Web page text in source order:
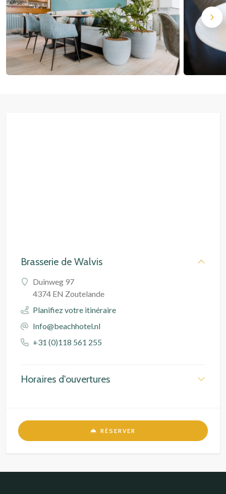
Brasserie de Walvis
Duinweg 97
4374 EN Zoutelande
Planifiez votre itinéraire
Info@beachhotel.nl
+31 (0)118 561 255
Horaires d'ouvertures
RÉSERVER